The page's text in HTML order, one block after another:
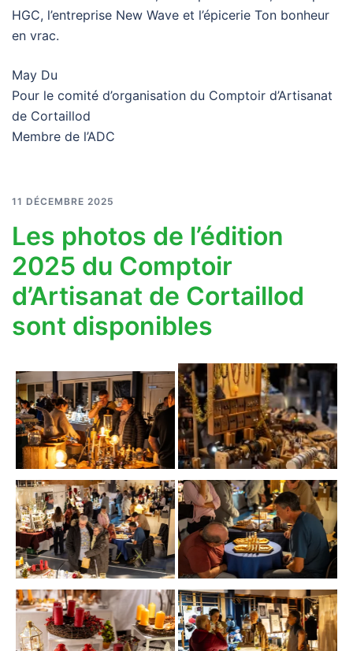
HGC, l’entreprise New Wave et l’épicerie Ton bonheur
en vrac.
May Du
Pour le comité d’organisation du Comptoir d’Artisanat
de Cortaillod
Membre de l’ADC
11 DÉCEMBRE 2025
Les photos de l’édition
2025 du Comptoir
d’Artisanat de Cortaillod
sont disponibles